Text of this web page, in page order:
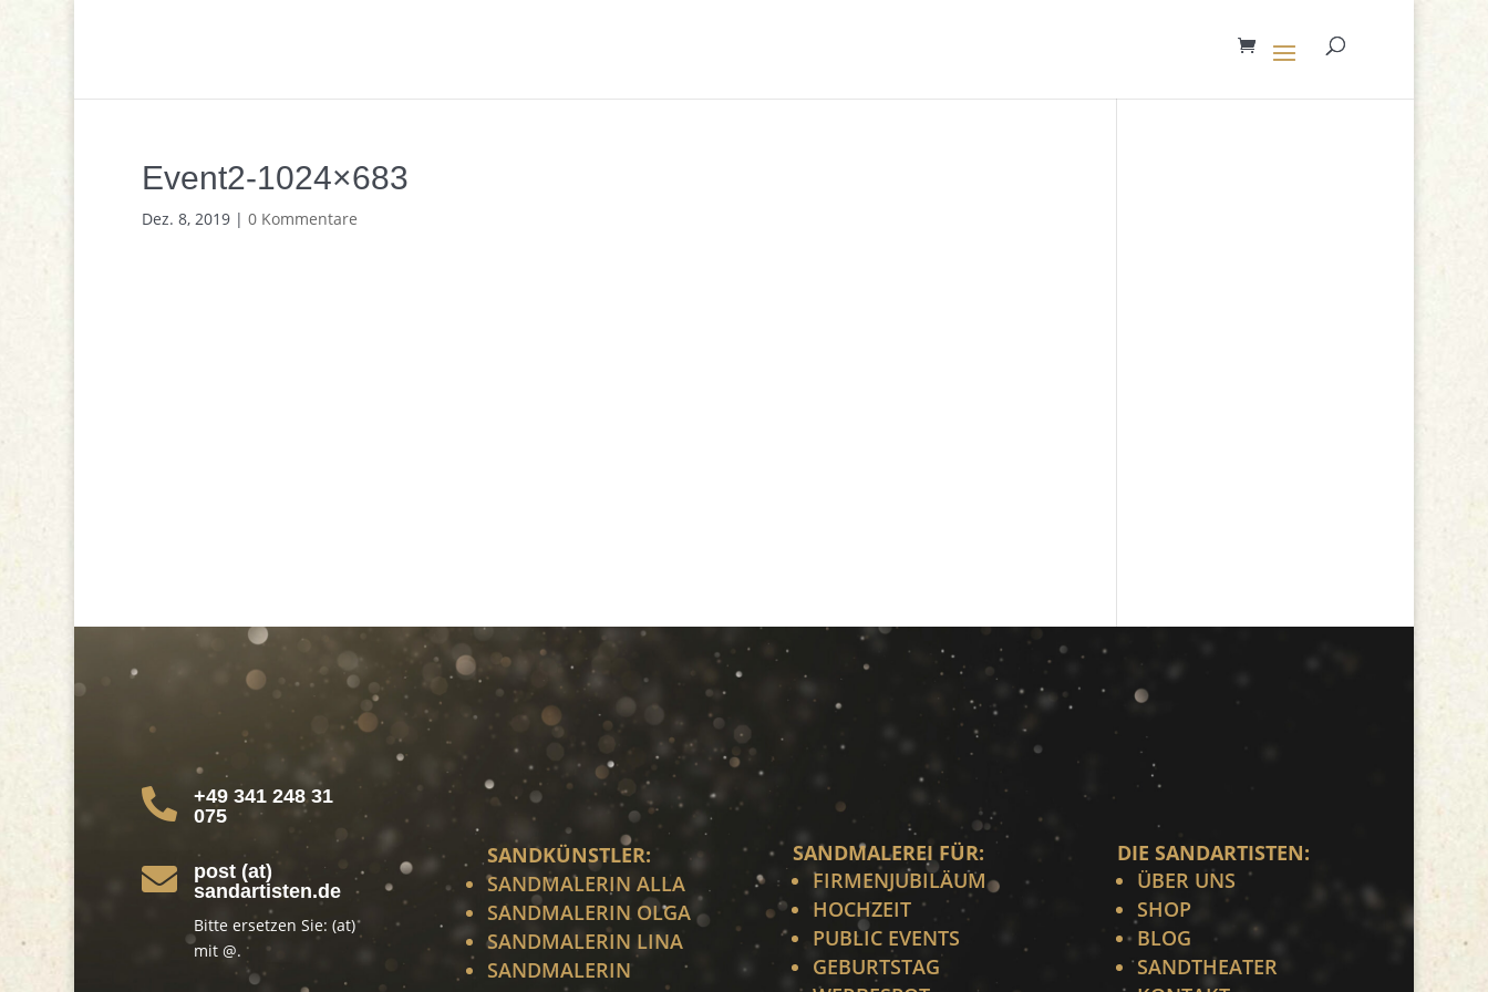
Event2-1024×683
Dez. 8, 2019| 0 Kommentare

+49 341 248 31
075

post (at)
sandartisten.de
Bitte ersetzen Sie: (at)
mit @.
SANDKÜNSTLER:
SANDMALERIN ALLA
SANDMALERIN OLGA
SANDMALERIN LINA
SANDMALERIN
SANDMALEREI FÜR:
FIRMENJUBILÄUM
HOCHZEIT
PUBLIC EVENTS
GEBURTSTAG
DIE SANDARTISTEN:
ÜBER UNS
SHOP
BLOG
SANDTHEATER